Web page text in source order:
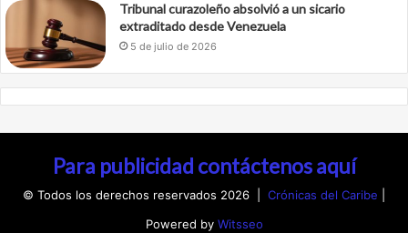
Tribunal curazoleño absolvió a un sicario
extraditado desde Venezuela
5 de julio de 2026
Para publicidad contáctenos aquí
© Todos los derechos reservados 2026 | Crónicas del Caribe
Powered by Witsseo